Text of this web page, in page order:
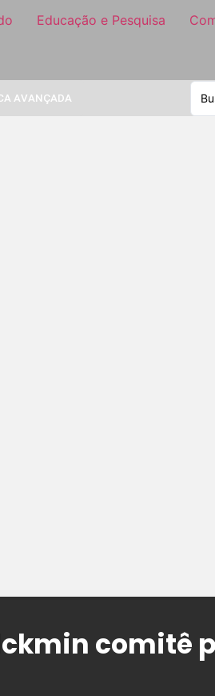
Educação e Pesquisa
AVANÇADA
comitê